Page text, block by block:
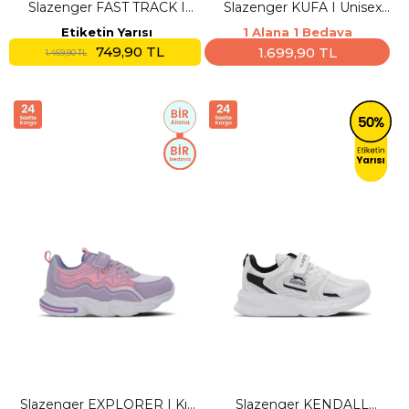
Slazenger FAST TRACK I
Unisex Çocuk Cırt Cırtlı
Beyaz / Gümüş Günlük
Spor Ayakkabısı
Etiketin Yarısı
1.469,90 TL 749,90 TL
Slazenger KUFA I Unisex
Çocuk Cırt Cırtlı Siyah / Gri
Günlük Spor Ayakkabısı
1 Alana 1 Bedava
1.699,90 TL
Slazenger EXPLORER I Kız
Slazenger KENDALL